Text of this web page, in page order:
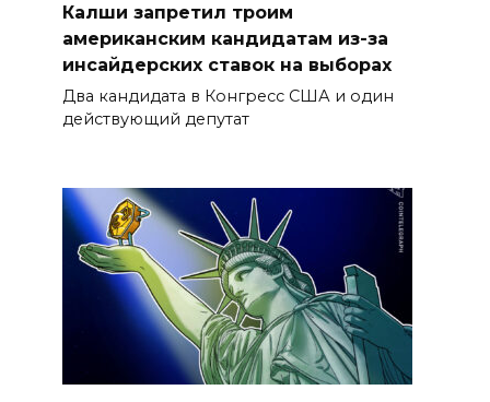
Калши запретил троим
американским кандидатам из-за
инсайдерских ставок на выборах
Два кандидата в Конгресс США и один
действующий депутат